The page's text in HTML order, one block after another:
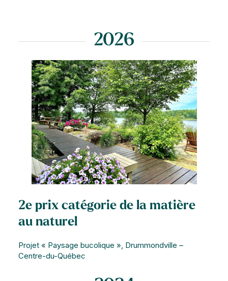
2026
2e prix catégorie de la matière
au naturel
Projet « Paysage bucolique », Drummondville –
Centre-du-Québec